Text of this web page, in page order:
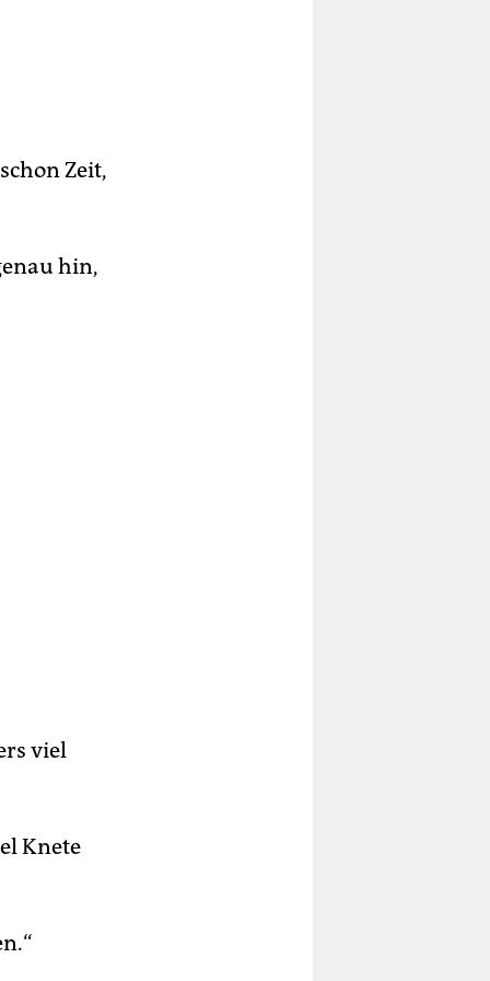
Zeit,
hin,
viel
Knete